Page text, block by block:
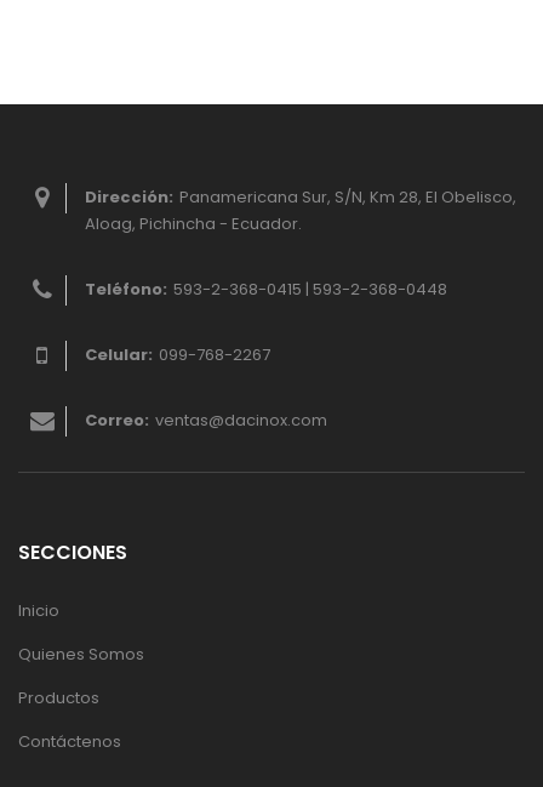
Dirección: Panamericana Sur, S/N, Km 28, El Obelisco,
Aloag, Pichincha - Ecuador.
Teléfono: 593-2-368-0415 | 593-2-368-0448
Celular: 099-768-2267
Correo: ventas@dacinox.com
SECCIONES
Inicio
Quienes Somos
Productos
Contáctenos